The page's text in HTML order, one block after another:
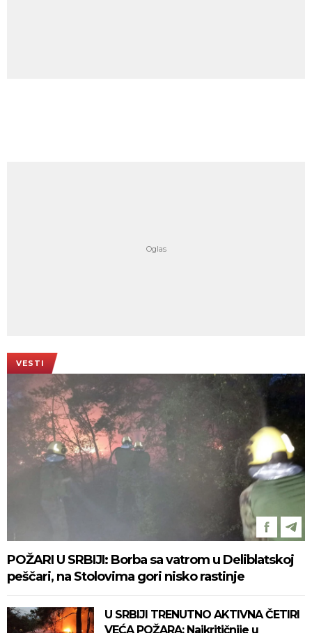
VESTI
POŽARI U SRBIJI: Borba sa vatrom u Deliblatskoj
peščari, na Stolovima gori nisko rastinje
U SRBIJI TRENUTNO AKTIVNA ČETIRI
VEĆA POŽARA: Najkritičnije u